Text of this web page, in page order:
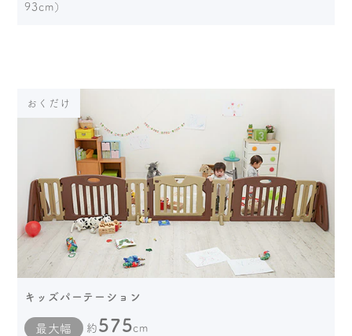
93cm）
おくだけ
キッズパーテーション
最大幅 約 575cm